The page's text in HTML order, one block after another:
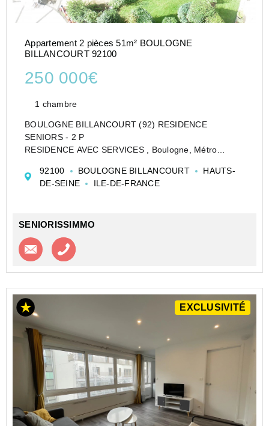
Appartement 2 pièces 51m² BOULOGNE
BILLANCOURT 92100
250 000€
1 chambre
BOULOGNE BILLANCOURT (92) RESIDENCE
SENIORS - 2 P
RESIDENCE AVEC SERVICES , Boulogne, Métro
médicalisée pour seniors autonomes et valides
(sécurité 24h/24 + nombreux autres services), en étage
92100 BOULOGNE BILLANCOURT
HAUTS-
DE-SEINE
ILE-DE-FRANCE
SENIORISSIMMO
Contacter l'agence
EXCLUSIVITÉ